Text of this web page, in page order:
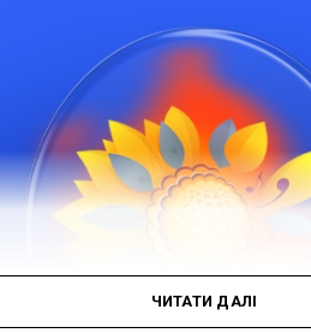
ЧИТАТИ ДАЛІ